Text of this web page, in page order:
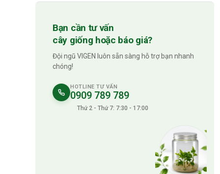
Bạn cần tư vấn
cây giống hoặc báo giá?
Đội ngũ VIGEN luôn sẵn sàng hỗ trợ bạn nhanh
chóng!
HOTLINE TƯ VẤN
0909 789 789
Thứ 2 - Thứ 7: 7:30 - 17:00